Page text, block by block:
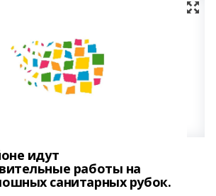
идут
работы на
санитарных рубок.